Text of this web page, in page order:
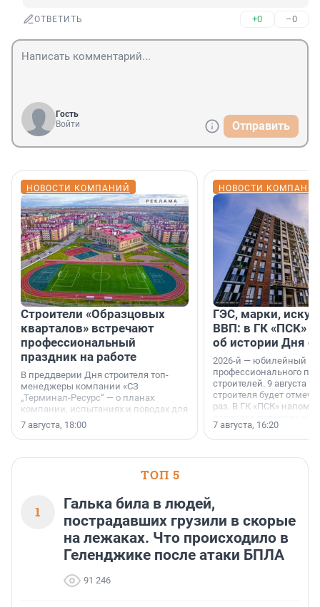
ОТВЕТИТЬ +0 –0
Гость
Войти
Отправить
НОВОСТИ КОМПАНИЙ
Строители «Образцовых
кварталов» встречают
профессиональный
праздник на работе
В преддверии Дня строителя топ-
менеджеры компании «СЗ
„Терминал-Ресурс“ — о планах
компании, испытаниях и поводах для
осторожного оптимизма.
7 августа, 18:00
НОВОСТИ
ГЭС, марки,
ВВП: в ГК «ПСК»
об истории Дня
2026-й — юбилейный
профессионального
строителей. 9 августа
строителя будет
раз. В ГК «ПСК»
поменялась роль
7 августа, 16:20
ТОП 5
1
Галька била в людей,
пострадавших грузили в скорые
на лежаках. Что происходило в
Геленджике после атаки БПЛА
91 246